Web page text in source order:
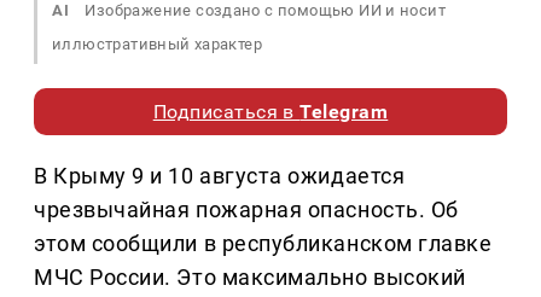
AI
Изображение создано с помощью ИИ и носит
иллюстративный характер
Подписаться вTelegram
В Крыму 9 и 10 августа ожидается
чрезвычайная пожарная опасность. Об
этом сообщили в республиканском главке
МЧС России. Это максимально высокий